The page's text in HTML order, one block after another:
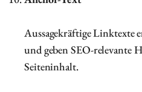
Aussagekräftige Linktexte
und geben SEO-relevante
Seiteninhalt.